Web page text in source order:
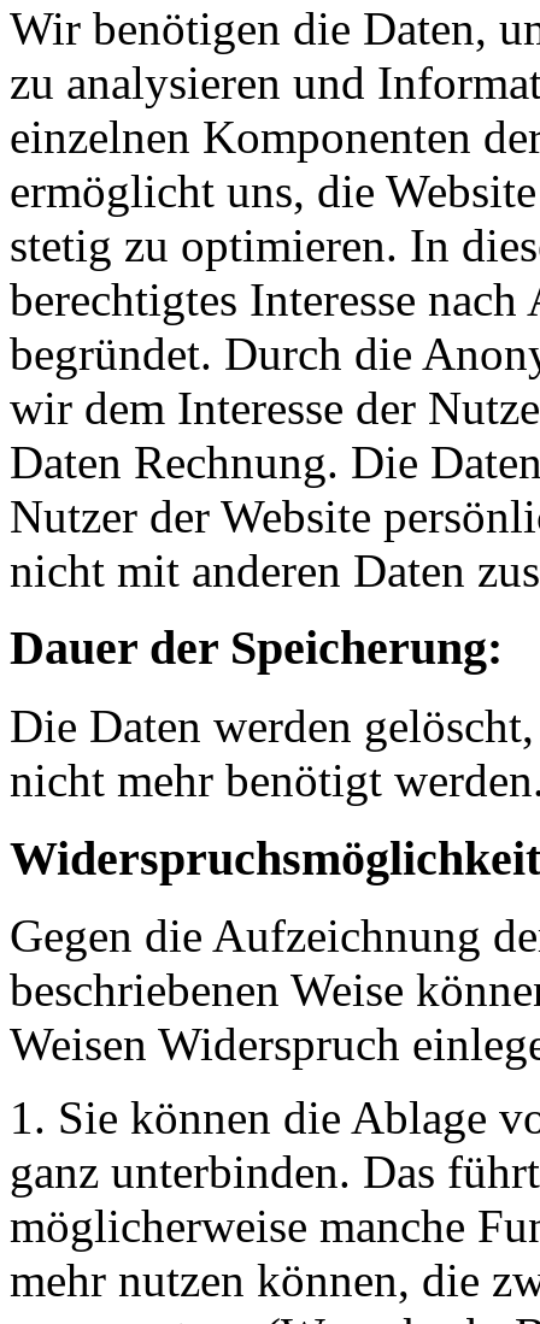
Wir benötigen die Daten,
zu analysieren und
einzelnen Komponenten
ermöglicht uns, die
stetig zu optimieren. In
berechtigtes Interesse
begründet. Durch die
wir dem Interesse der
Daten Rechnung. Die
Nutzer der Website
nicht mit anderen Daten
Dauer der Speicherung:
Die Daten werden
nicht mehr benötigt
Widerspruchsmöglichkeit
Gegen die Aufzeichnung
beschriebenen Weise
Weisen Widerspruch
1. Sie können die Ablage
ganz unterbinden. Das
möglicherweise manche
mehr nutzen können, die